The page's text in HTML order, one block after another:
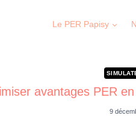
Le PER Papisy
avantages PER
9